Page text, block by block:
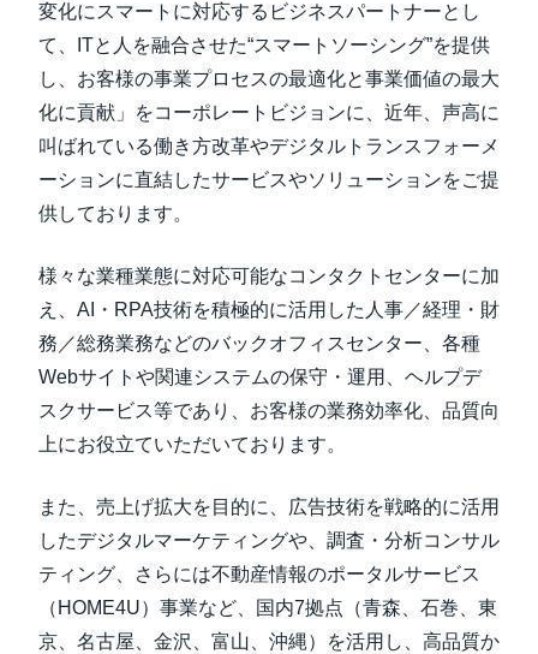
変化にスマートに対応するビジネスパートナーとし
て、ITと人を融合させた“スマートソーシング”を提供
し、お客様の事業プロセスの最適化と事業価値の最大
化に貢献」をコーポレートビジョンに、近年、声高に
叫ばれている働き方改革やデジタルトランスフォーメ
ーションに直結したサービスやソリューションをご提
供しております。
様々な業種業態に対応可能なコンタクトセンターに加
え、AI・RPA技術を積極的に活用した人事／経理・財
務／総務業務などのバックオフィスセンター、各種
Webサイトや関連システムの保守・運用、ヘルプデ
スクサービス等であり、お客様の業務効率化、品質向
上にお役立ていただいております。
また、売上げ拡大を目的に、広告技術を戦略的に活用
したデジタルマーケティングや、調査・分析コンサル
ティング、さらには不動産情報のポータルサービス
（HOME4U）事業など、国内7拠点（青森、石巻、東
京、名古屋、金沢、富山、沖縄）を活用し、高品質か